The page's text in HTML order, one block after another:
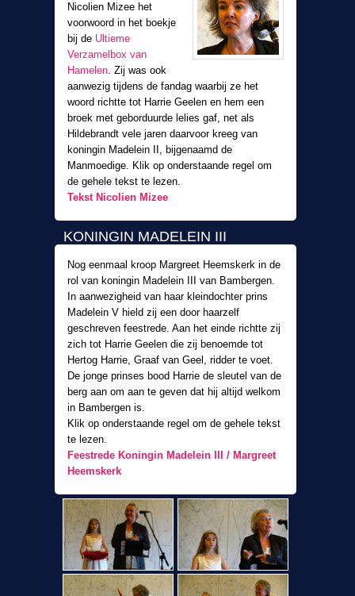
Nicolien Mizee het
voorwoord in het boekje
bij de Ultieme
Verzamelbox van
Hamelen. Zij was ook
aanwezig tijdens de fandag waarbij ze het
woord richtte tot Harrie Geelen en hem een
broek met geborduurde lelies gaf, net als
Hildebrandt vele jaren daarvoor kreeg van
koningin Madelein II, bijgenaamd de
Manmoedige. Klik op onderstaande regel om
de gehele tekst te lezen.
Tekst Nicolien Mizee
KONINGIN MADELEIN III
Nog eenmaal kroop Margreet Heemskerk in de
rol van koningin Madelein III van Bambergen.
In aanwezigheid van haar kleindochter prins
Madelein V hield zij een door haarzelf
geschreven feestrede. Aan het einde richtte zij
zich tot Harrie Geelen die zij benoemde tot
Hertog Harrie, Graaf van Geel, ridder te voet.
De jonge prinses bood Harrie de sleutel van de
berg aan om aan te geven dat hij altijd welkom
in Bambergen is.
Klik op onderstaande regel om de gehele tekst
te lezen.
Feestrede Koningin Madelein III / Margreet
Heemskerk